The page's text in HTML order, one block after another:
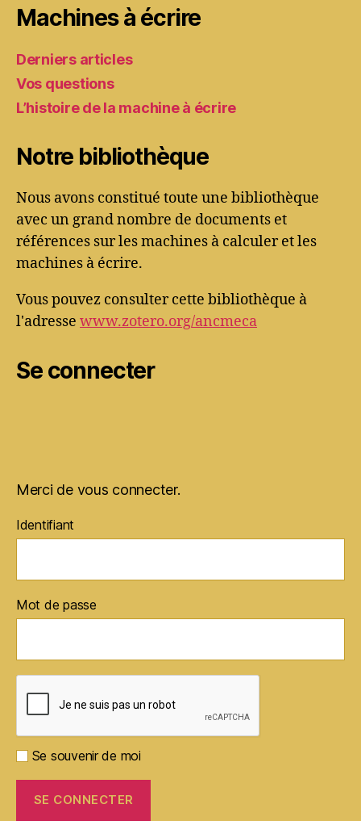
Machines à écrire
Derniers articles
Vos questions
L’histoire de la machine à écrire
Notre bibliothèque
Nous avons constitué toute une bibliothèque
avec un grand nombre de documents et
références sur les machines à calculer et les
machines à écrire.
Vous pouvez consulter cette bibliothèque à
l'adresse www.zotero.org/ancmeca
Se connecter
Merci de vous connecter.
Identifiant
Mot de passe
Se souvenir de moi